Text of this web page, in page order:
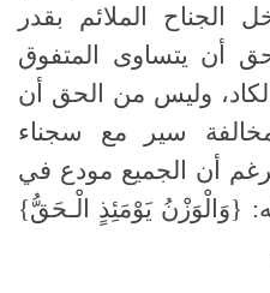
الملائم بقدر
أن يتساوى المتفوق
وليس من الحق أن
سير مع سجناء
أن الجميع مودع في
{وَالْوَزْنُ يَوْمَئِذٍ الْـحَقُّ}